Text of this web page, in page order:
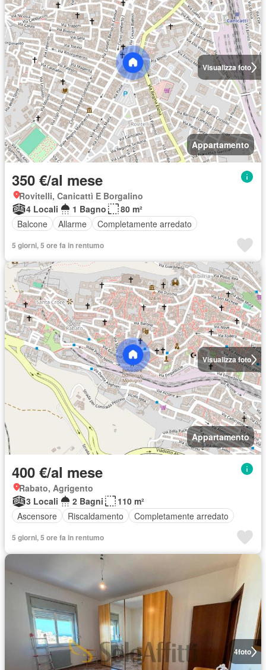
Visualizza foto
Appartamento
350 €/al mese
Rovitelli, Canicattì E Borgalino
4 Locali
1 Bagno
80 m²
Balcone
Allarme Completamente arredato
5 giorni, 5 ore fa in rentumo
Visualizza foto
Appartamento
400 €/al mese
Rabato, Agrigento
3 Locali
2 Bagni
110 m²
Ascensore
Riscaldamento Completamente arredato
5 giorni, 5 ore fa in rentumo
4foto